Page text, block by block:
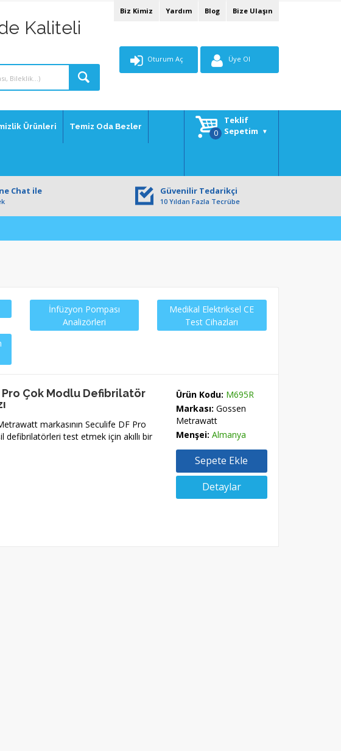
Biz Kimiz Yardım Blog Bize Ulaşın
Kaliteli
Oturum Aç Üye Ol
Ürünleri Temiz Oda Bezler
Teklif
Sepetim
Chat ile Güvenilir Tedarikçi
10 Yıldan Fazla Tecrübe
İnfüzyon Pompası
Analizörleri
Medikal Elektriksel CE
Test Cihazları
Çok Modlu Defibrilatör
markasının Seculife DF Pro
defibrilatörleri test etmek için akıllı bir
Ürün Kodu: M695R
Markası: Gossen
Metrawatt
Menşei: Almanya
Sepete Ekle
Detaylar